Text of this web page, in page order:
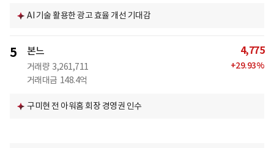
AI 기술 활용한 광고 효율 개선 기대감
5 본느
거래량 3,261,711
거래대금 148.4억
4,775
+29.93%
구미현 전 아워홈 회장 경영권 인수